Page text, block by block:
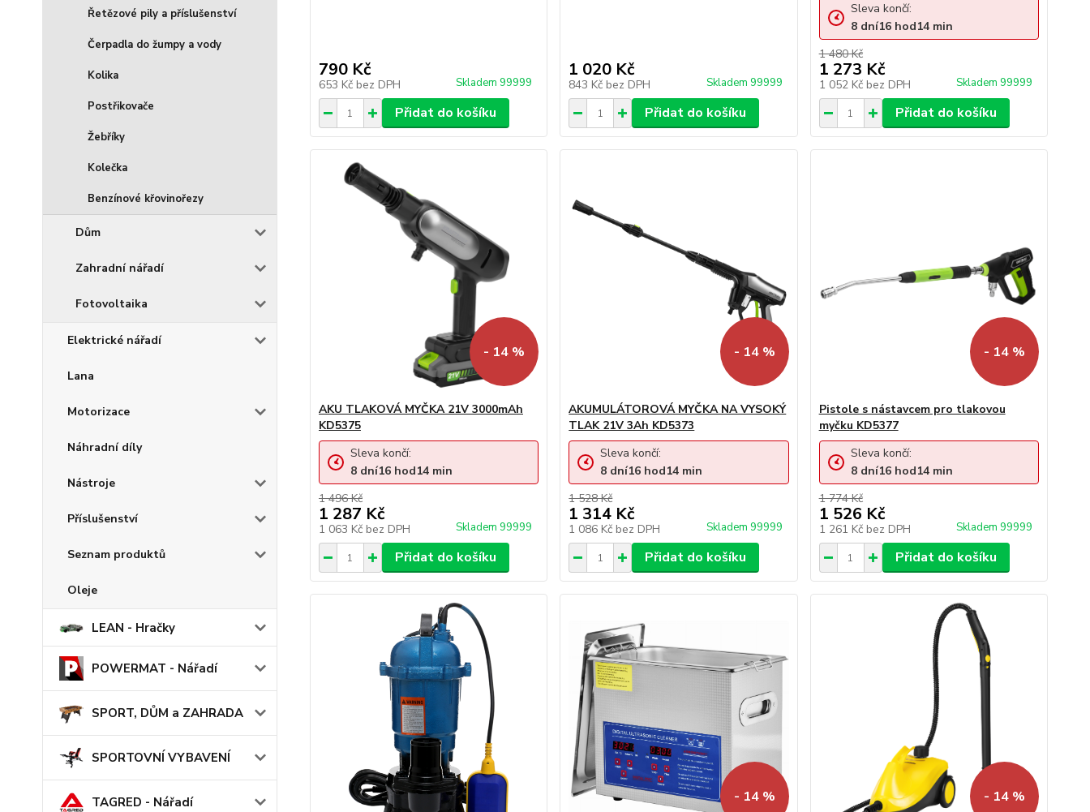
Řetězové pily a příslušenství
Čerpadla do žumpy a vody
Kolika
Postřikovače
Žebříky
Kolečka
Benzínové křovinořezy
Dům
Zahradní nářadí
Fotovoltaika
Elektrické nářadí
Lana
Motorizace
Náhradní díly
Nástroje
Příslušenství
Seznam produktů
Oleje
LEAN - Hračky
POWERMAT - Nářadí
SPORT, DŮM a ZAHRADA
SPORTOVNÍ VYBAVENÍ
TAGRED - Nářadí
790 Kč
653 Kč bez DPH Skladem 99999
Přidat do košíku
1 020 Kč
843 Kč bez DPH Skladem 99999
Přidat do košíku
1 480 Kč
1 273 Kč
1 052 Kč bez DPH Skladem 99999
Sleva končí:
8 dní16hod14min
Přidat do košíku
- 14 %
AKU TLAKOVÁ MYČKA 21V 3000mAh
KD5375
1 496 Kč
1 287 Kč
1 063 Kč bez DPH Skladem 99999
Sleva končí:
8 dní16hod14min
Přidat do košíku
- 14 %
AKUMULÁTOROVÁ MYČKA NA VYSOKÝ
TLAK 21V 3Ah KD5373
1 528 Kč
1 314 Kč
1 086 Kč bez DPH Skladem 99999
Sleva končí:
8 dní16 hod14 min
Přidat do košíku
- 14 %
Pistole s nástavcem pro tlakovou
myčku KD5377
1 774 Kč
1 526 Kč
1 261 Kč bez DPH Skladem 99999
Sleva končí:
8 dní16hod14min
Přidat do košíku
- 14 % - 14 %